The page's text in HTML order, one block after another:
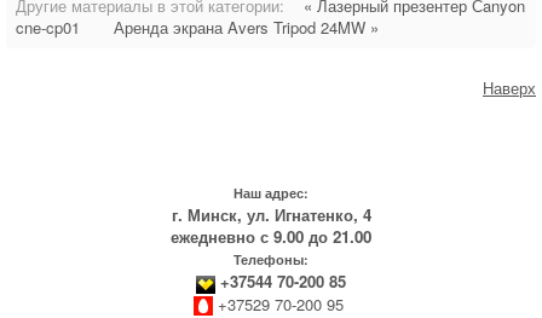
Другие материалы в этой категории:
« Лазерный презентер Сanyon
cne-cp01
Аренда экрана Avers Tripod 24MW »
Наверх
Наш адрес:
г. Минск, ул. Игнатенко, 4
ежедневно с 9.00 до 21.00
Телефоны:
+37544 70-200 85
+37529 70-200 95